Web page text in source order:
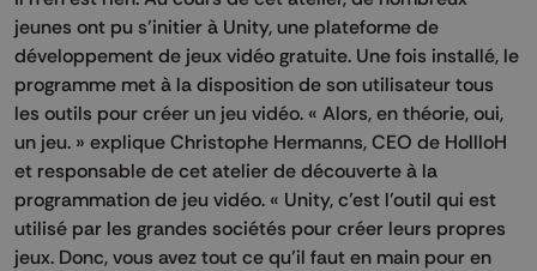
jeunes ont pu s’initier à Unity, une plateforme de
développement de jeux vidéo gratuite. Une fois installé, le
programme met à la disposition de son utilisateur tous
les outils pour créer un jeu vidéo. « Alors, en théorie, oui,
un jeu. » explique Christophe Hermanns, CEO de HollloH
et responsable de cet atelier de découverte à la
programmation de jeu vidéo. « Unity, c’est l’outil qui est
utilisé par les grandes sociétés pour créer leurs propres
jeux. Donc, vous avez tout ce qu’il faut en main pour en